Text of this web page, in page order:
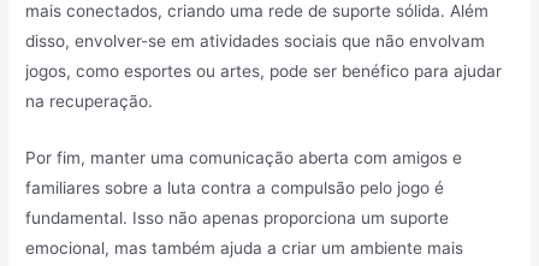
mais conectados, criando uma rede de suporte sólida. Além
disso, envolver-se em atividades sociais que não envolvam
jogos, como esportes ou artes, pode ser benéfico para ajudar
na recuperação.
Por fim, manter uma comunicação aberta com amigos e
familiares sobre a luta contra a compulsão pelo jogo é
fundamental. Isso não apenas proporciona um suporte
emocional, mas também ajuda a criar um ambiente mais